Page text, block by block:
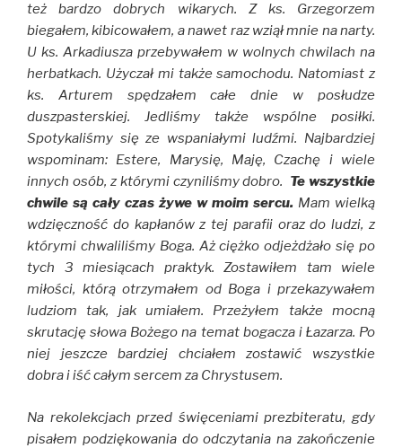
też bardzo dobrych wikarych. Z ks. Grzegorzem
biegałem, kibicowałem, a nawet raz wziął mnie na narty.
U ks. Arkadiusza przebywałem w wolnych chwilach na
herbatkach. Użyczał mi także samochodu. Natomiast z
ks. Arturem spędzałem całe dnie w posłudze
duszpasterskiej. Jedliśmy także wspólne posiłki.
Spotykaliśmy się ze wspaniałymi ludźmi. Najbardziej
wspominam: Estere, Marysię, Maję, Czachę i wiele
innych osób, z którymi czyniliśmy dobro. Te wszystkie
chwile są cały czas żywe w moim sercu. Mam wielką
wdzięczność do kapłanów z tej parafii oraz do ludzi, z
którymi chwaliliśmy Boga. Aż ciężko odjeżdżało się po
tych 3 miesiącach praktyk. Zostawiłem tam wiele
miłości, którą otrzymałem od Boga i przekazywałem
ludziom tak, jak umiałem. Przeżyłem także mocną
skrutację słowa Bożego na temat bogacza i Łazarza. Po
niej jeszcze bardziej chciałem zostawić wszystkie
dobra i iść całym sercem za Chrystusem.
Na rekolekcjach przed święceniami prezbiteratu, gdy
pisałem podziękowania do odczytania na zakończenie